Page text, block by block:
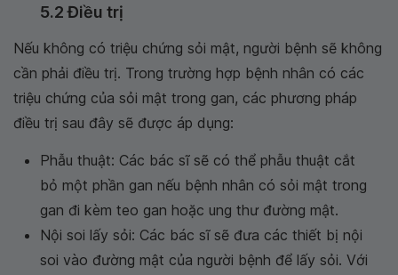
5.2 Điều trị
Nếu không có triệu chứng sỏi mật, người bệnh sẽ không
cần phải điều trị. Trong trường hợp bệnh nhân có các
triệu chứng của sỏi mật trong gan, các phương pháp
điều trị sau đây sẽ được áp dụng:
Phẫu thuật: Các bác sĩ sẽ có thể phẫu thuật cắt
bỏ một phần gan nếu bệnh nhân có sỏi mật trong
gan đi kèm teo gan hoặc ung thư đường mật.
Nội soi lấy sỏi: Các bác sĩ sẽ đưa các thiết bị nội
soi vào đường mật của người bệnh để lấy sỏi. Với